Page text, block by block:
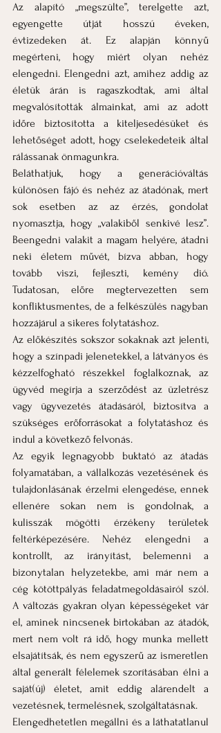
Az alapító „megszülte”, terelgette azt,
egyengette útját hosszú éveken,
évtizedeken át. Ez alapján könnyű
megérteni, hogy miért olyan nehéz
elengedni. Elengedni azt, amihez addig az
életük árán is ragaszkodtak, ami által
megvalósították álmainkat, ami az adott
időre biztosította a kiteljesedésüket és
lehetőséget adott, hogy cselekedeteik által
rálássanak önmagunkra.
Beláthatjuk, hogy a generációváltás
különösen fájó és nehéz az átadónak, mert
sok esetben az az érzés, gondolat
nyomasztja, hogy „valakiből senkivé lesz”.
Beengedni valakit a magam helyére, átadni
neki életem művét, bízva abban, hogy
tovább viszi, fejleszti, kemény dió.
Tudatosan, előre megtervezetten sem
konfliktusmentes, de a felkészülés nagyban
hozzájárul a sikeres folytatáshoz.
Az előkészítés sokszor sokaknak azt jelenti,
hogy a színpadi jelenetekkel, a látványos és
kézzelfogható részekkel foglalkoznak, az
ügyvéd megírja a szerződést az üzletrész
vagy ügyvezetés átadásáról, biztosítva a
szükséges erőforrásokat a folytatáshoz és
indul a következő felvonás.
Az egyik legnagyobb buktató az átadás
folyamatában, a vállalkozás vezetésének és
tulajdonlásának érzelmi elengedése, ennek
ellenére sokan nem is gondolnak, a
kulisszák mögötti érzékeny területek
feltérképezésére. Nehéz elengedni a
kontrollt, az irányítást, belemenni a
bizonytalan helyzetekbe, ami már nem a
cég kötöttpályás feladatmegoldásairól szól.
A változás gyakran olyan képességeket vár
el, aminek nincsenek birtokában az átadók,
mert nem volt rá idő, hogy munka mellett
elsajátítsák, és nem egyszerű az ismeretlen
által generált félelemek szorításában élni a
saját(új) életet, amit eddig alárendelt a
vezetésnek, termelésnek, szolgáltatásnak.
Elengedhetetlen megállni és a láthatatlanul